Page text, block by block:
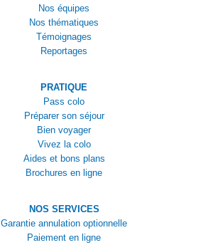
Nos équipes
Nos thématiques
Témoignages
Reportages
PRATIQUE
Pass colo
Préparer son séjour
Bien voyager
Vivez la colo
Aides et bons plans
Brochures en ligne
NOS SERVICES
Garantie annulation optionnelle
Paiement en ligne